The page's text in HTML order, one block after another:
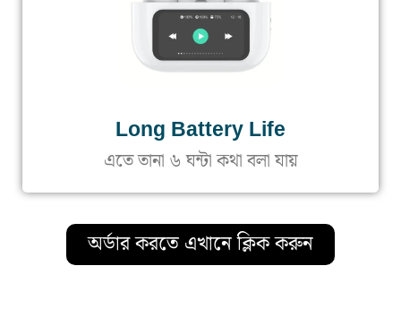
Long Battery Life
এতে তানা ৬ ঘন্টা কথা বলা যায়
অর্ডার করতে এখানে ক্লিক করুন